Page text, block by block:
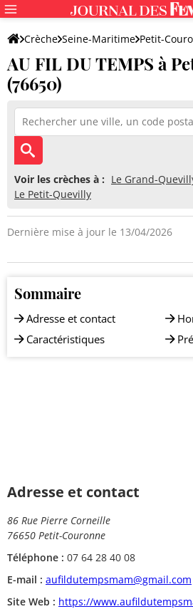
Crèche Seine-Maritime Petit-
AU FIL DU TEMPS à
(76650)
Voir les crèches à : Le Grand-
Le Petit-Quevilly
Dernière mise à jour le 13/04/2026
Sommaire
Adresse et contact
Caractéristiques
Adresse et contact
86 Rue Pierre Corneille
76650 Petit-Couronne
Téléphone : 07 64 28 40 08
E-mail : aufildutempsmam@gmail.com
Site Web : https://